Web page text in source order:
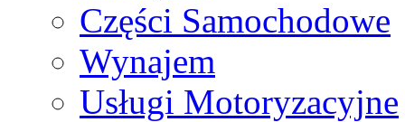
Części Samochodowe
Wynajem
Usługi Motoryzacyjne